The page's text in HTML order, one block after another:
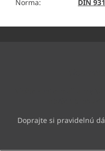
Norma: DIN 931